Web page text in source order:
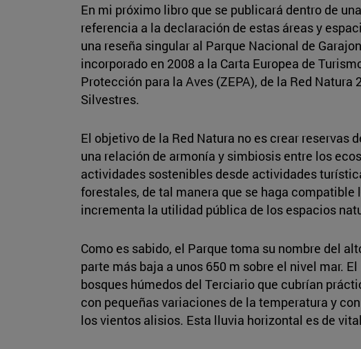
En mi próximo libro que se publicará dentro de
referencia a la declaración de estas áreas y
una reseña singular al Parque Nacional de
incorporado en 2008 a la Carta Europea de
Protección para la Aves (ZEPA), de la Red
Silvestres.
El objetivo de la Red Natura no es crear
una relación de armonía y simbiosis entre los
actividades sostenibles desde actividades
forestales, de tal manera que se haga
incrementa la utilidad pública de los espacios
Como es sabido, el Parque toma su nombre del
parte más baja a unos 650 m sobre el nivel mar.
bosques húmedos del Terciario que cubrían
con pequeñas variaciones de la temperatura y
los vientos alisios. Esta lluvia horizontal es de